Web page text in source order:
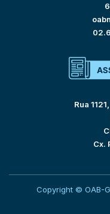
Rua
Cx.
Copyright © OAB-